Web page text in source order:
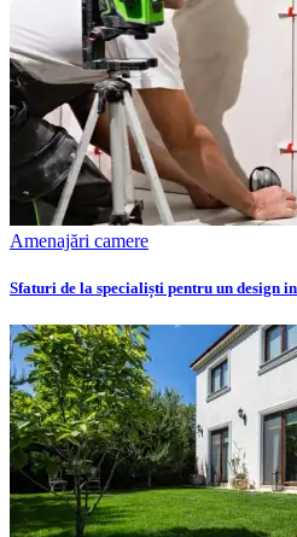
Amenajări camere
Sfaturi de la specialiști pentru un design